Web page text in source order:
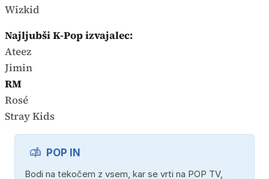
Wizkid
Najljubši K-Pop izvajalec:
Ateez
Jimin
RM
Rosé
Stray Kids
POP IN
Bodi na tekočem z vsem, kar se vrti na POP TV,